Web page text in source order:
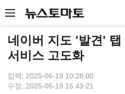
네이버 지도 '발견'
서비스 고도화
입력: 2025-06-19 10:28:00
수정: 2025-06-19 15:49:21